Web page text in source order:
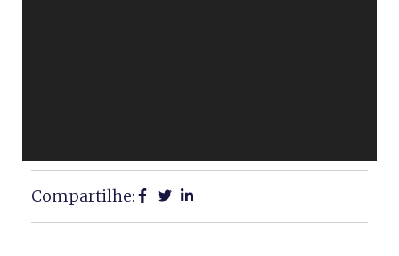
Compartilhe: